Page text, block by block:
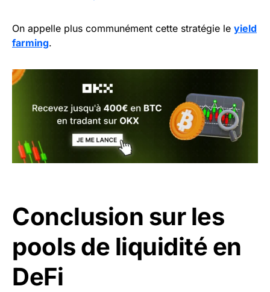
On appelle plus communément cette stratégie le yield
farming.
Conclusion sur les
pools de liquidité en
DeFi